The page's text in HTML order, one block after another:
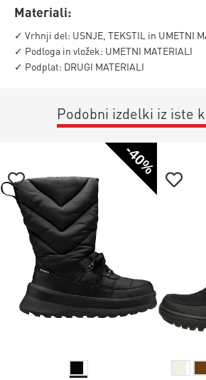
Materiali:
✓ Vrhnji del: USNJE, TEKSTIL in UMETNI
✓ Podloga in vložek: UMETNI MATERIALI
✓ Podplat: DRUGI MATERIALI
Podobni izdelki iz iste
-40%